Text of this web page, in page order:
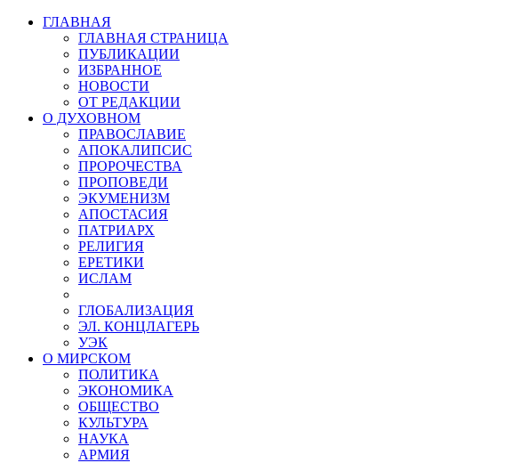
ГЛАВНАЯ
ГЛАВНАЯ СТРАНИЦА
ПУБЛИКАЦИИ
ИЗБРАННОЕ
НОВОСТИ
ОТ РЕДАКЦИИ
О ДУХОВНОМ
ПРАВОСЛАВИЕ
АПОКАЛИПСИС
ПРОРОЧЕСТВА
ПРОПОВЕДИ
ЭКУМЕНИЗМ
АПОСТАСИЯ
ПАТРИАРХ
РЕЛИГИЯ
ЕРЕТИКИ
ИСЛАМ
ГЛОБАЛИЗАЦИЯ
ЭЛ. КОНЦЛАГЕРЬ
УЭК
О МИРСКОМ
ПОЛИТИКА
ЭКОНОМИКА
ОБЩЕСТВО
КУЛЬТУРА
НАУКА
АРМИЯ